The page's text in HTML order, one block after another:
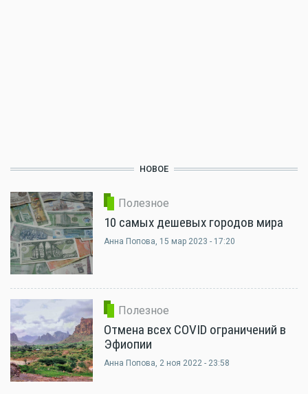
НОВОЕ
Полезное
10 самых дешевых городов мира
Анна Попова, 15 мар 2023 - 17:20
Полезное
Отмена всех COVID ограничений в
Эфиопии
Анна Попова, 2 ноя 2022 - 23:58